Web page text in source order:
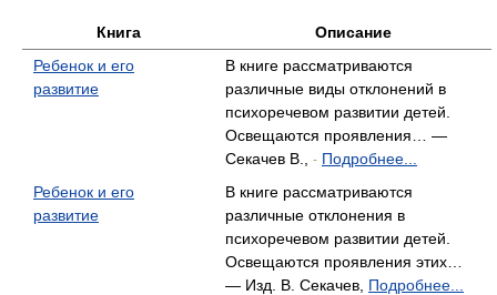
Книга
Описание
Ребенок и его
развитие
В книге рассматриваются
различные виды отклонений в
психоречевом развитии детей.
Освещаются проявления… —
Секачев В.,
- Подробнее...
Ребенок и его
развитие
В книге рассматриваются
различные отклонения в
психоречевом развитии детей.
Освещаются проявления этих…
— Изд. В. Секачев, Подробнее...